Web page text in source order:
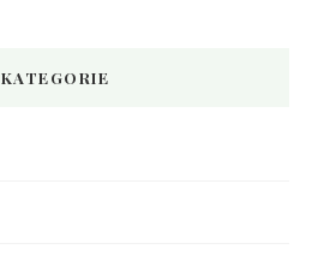
KATEGORIE